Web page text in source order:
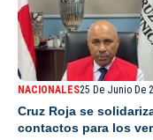
NACIONALES25 De Junio De
Cruz Roja se
contactos para los